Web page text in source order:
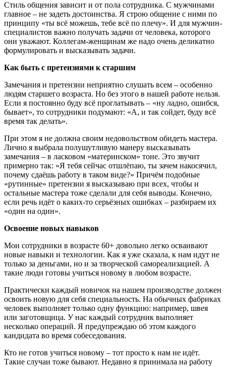
Стиль общения зависит и от пола сотрудника. С мужчинами
главное – не задеть достоинства. Я строю общение с ними по
принципу «ты всё можешь, тебе всё по плечу». И для мужчин-
специалистов важно получать задачи от человека, которого
они уважают. Коллегам-женщинам же надо очень деликатно
формулировать и высказывать задачи.
Как быть с претензиями к старшим
Замечания и претензии неприятно слушать всем – особенно
людям старшего возраста. Но без этого в нашей работе нельзя.
Если я постоянно буду всё проглатывать – «ну ладно, ошибся,
бывает», то сотрудники подумают: «А, и так сойдет, буду всё
время так делать».
При этом я не должна своим недовольством обидеть мастера.
Лично я выбрала полушутливую манеру высказывать
замечания – в ласковом «материнском» тоне. Это звучит
примерно так: «Я тебя сейчас отшлёпаю, ты зачем накосячил,
почему сдаёшь работу в таком виде?» Причём подобные
«рутинные» претензии я высказываю при всех, чтобы и
остальные мастера тоже сделали для себя выводы. Конечно,
если речь идёт о каких-то серьёзных ошибках – разбираем их
«один на один».
Освоение новых навыков
Мои сотрудники в возрасте 60+ довольно легко осваивают
новые навыки и технологии. Как я уже сказала, к нам идут не
только за деньгами, но и за творческой самореализацией. А
такие люди готовы учиться новому в любом возрасте.
Практически каждый новичок на нашем производстве должен
освоить новую для себя специальность. На обычных фабриках
человек выполняет только одну функцию: например, швея
или заготовщица. У нас каждый сотрудник выполняет
несколько операций. Я предупреждаю об этом каждого
кандидата во время собеседования.
Кто не готов учиться новому – тот просто к нам не идёт.
Такие случаи тоже бывают. Недавно я принимала на работу